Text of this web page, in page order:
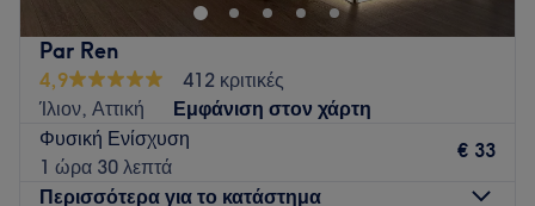
Par Ren
4,9
412 κριτικές
Ίλιον, Αττική
Εμφάνιση στον χάρτη
Φυσική Ενίσχυση
1 ώρα 30 λεπτά
€ 33
Περισσότερα για το κατάστημα